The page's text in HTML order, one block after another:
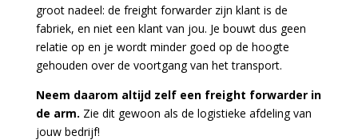
groot nadeel: de freight forwarder zijn klant is de
fabriek, en niet een klant van jou. Je bouwt dus geen
relatie op en je wordt minder goed op de hoogte
gehouden over de voortgang van het transport.
Neem daarom altijd zelf een freight forwarder in
de arm. Zie dit gewoon als de logistieke afdeling van
jouw bedrijf!